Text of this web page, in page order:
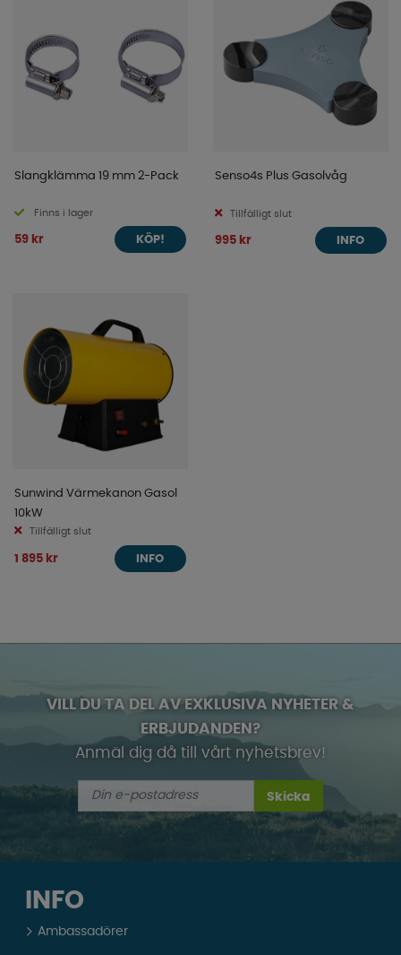
Slangklämma 19 mm 2-Pack
Finns i lager
59 kr KÖP!
Senso4s Plus Gasolvåg
Tillfälligt slut
995 kr INFO
Sunwind Värmekanon Gasol
10kW
Tillfälligt slut
1 895 kr INFO
VILL DU TA DEL AV EXKLUSIVA NYHETER &
ERBJUDANDEN?
Anmäl dig då till vårt nyhetsbrev!
Skicka
INFO
Ambassadörer